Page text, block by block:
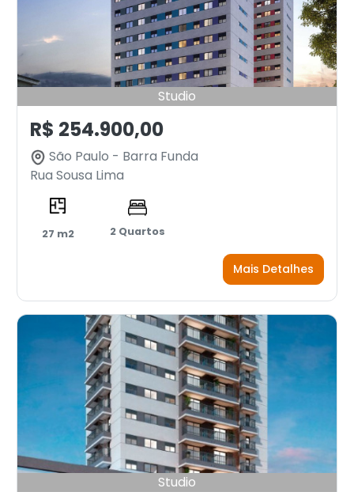
Studio
R$ 254.900,00
São Paulo - Barra Funda
Rua Sousa Lima
27 m2 2 Quartos
Mais Detalhes
Studio